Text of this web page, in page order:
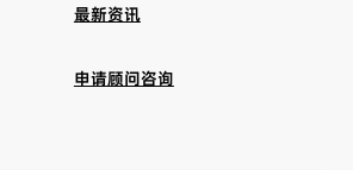
最新资讯
申请顾问咨询